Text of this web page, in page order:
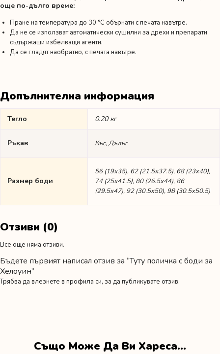
още по-дълго време:
Пране на температура до 30 °C обърнати с печата навътре.
Да не се използват автоматически сушилни за дрехи и препарати
съдържащи избелващи агенти.
Да се гладят наобратно, с печата навътре.
Допълнителна информация
Тегло 0.20 кг
Ръкав Къс, Дълъг
Размер боди
56 (19х35), 62 (21.5х37.5), 68 (23х40),
74 (25х41.5), 80 (26.5х44), 86
(29.5х47), 92 (30.5х50), 98 (30.5х50.5)
Отзиви (0)
Все още няма отзиви.
Бъдете първият написал отзив за “Туту поличка с боди за
Хелоуин”
Трябва да влезнете в профила си, за да публикувате отзив.
Също Може Да Ви Хареса…